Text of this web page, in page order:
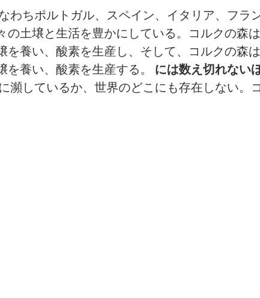
わちポルトガル、スペイン、イタリア、フラ
土壌と生活を豊かにしている。コルクの森
養い、酸素を生産し、そして、コルクの森
養い、酸素を生産する。 には数え切れない
瀕しているか、世界のどこにも存在しない。